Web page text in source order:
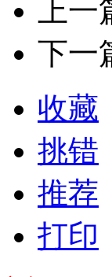
上一
下一
收藏
挑错
推荐
打印